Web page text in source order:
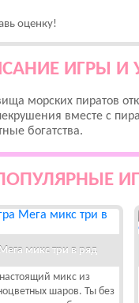
оценку!
ИГРЫ И
морских пиратов
вместе с
богатства.
микс три в ряд
микс из
шаров. Ты без